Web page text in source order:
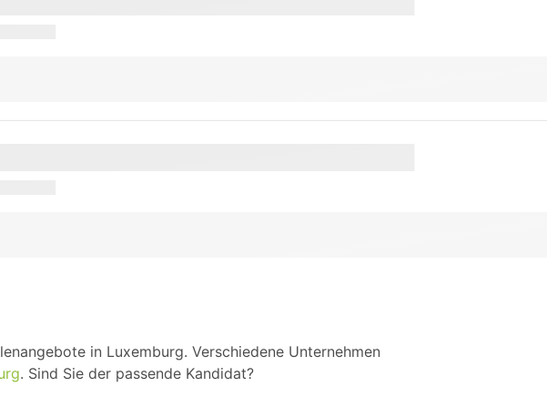
in Luxemburg. Verschiedene Unternehmen
. Sind Sie der passende Kandidat?